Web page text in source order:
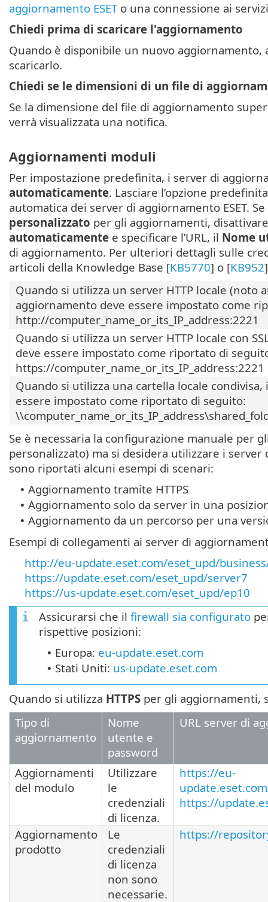
aggiornamento ESETo una connessione ai
Chiedi prima di scaricare l'aggiornamento
Quando è disponibile un nuovo aggiornamento,
scaricarlo.
Chiedi se le dimensioni di un file di
Se la dimensione del file di aggiornamento
verrà visualizzata una notifica.
Aggiornamenti moduli
Per impostazione predefinita, i server di
automaticamente. Lasciare l’opzione
automatica dei server di aggiornamento ESET.
personalizzato per gli aggiornamenti,
automaticamente e specificare l’URL, il Nome
di aggiornamento. Per ulteriori dettagli sulle
articoli della Knowledge Base [KB5770] o [KB952
Quando si utilizza un server HTTP locale (noto
aggiornamento deve essere impostato come
http://computer_name_or_its_IP_address:2221
Quando si utilizza un server HTTP locale con
deve essere impostato come riportato di
https://computer_name_or_its_IP_address:2221
Quando si utilizza una cartella locale
essere impostato come riportato di seguito:
Se è necessaria la configurazione manuale per
personalizzato) ma si desidera utilizzare i server
sono riportati alcuni esempi di scenari:
• Aggiornamento tramite HTTPS
• Aggiornamento solo da server in una
• Aggiornamento da un percorso per una
Esempi di collegamenti ai server di
http://eu-update.eset.com/eset_upd/
https://update.eset.com/eset_upd/server7
https://us-update.eset.com/eset_upd/ep10
Assicurarsi che il firewall sia configurato
rispettive posizioni:
• Europa: eu-update.eset.com
• Stati Uniti: us-update.eset.com
Quando si utilizza HTTPS per gli aggiornamenti,
Tipo di
aggiornamento
Nome
utente e
password
URL server di
Aggiornamenti
del modulo
Utilizzare
le
credenziali
di licenza.
https://eu-
https://
Aggiornamento
prodotto
Le
credenziali
di licenza
non sono
necessarie.
https://